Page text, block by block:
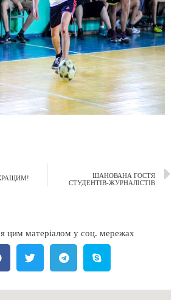
ШАНОВАНА ГОСТЯ
СТУДЕНТІВ-ЖУРНАЛІСТІВ
цим матеріалом у соц. мережах